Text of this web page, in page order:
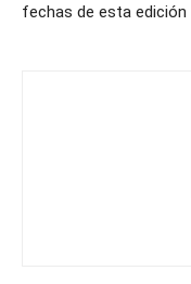
fechas de esta edición